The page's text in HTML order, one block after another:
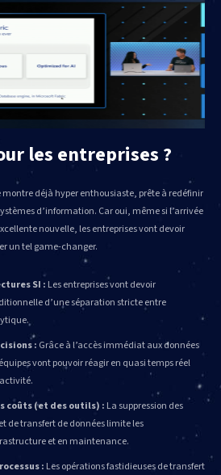
les entreprises ?
déjà hyper enthousiaste, prête à redéfinir
d’information. Car oui, même si l’arrivée
nouvelle, les entreprises vont devoir
un tel game-changer.
SI : Les entreprises vont devoir
d’une séparation stricte entre
: Grâce à l’accès immédiat aux données
vont pouvoir réagir en quasi temps réel
coûts (et des outils) : La suppression des
de transfert de données limite les
et en maintenance.
: Les opérations fastidieuses de transfert